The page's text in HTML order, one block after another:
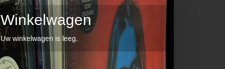
Winkelwagen
Uw winkelwagen is leeg.